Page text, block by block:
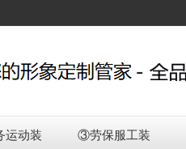
动装 ③劳保服工装